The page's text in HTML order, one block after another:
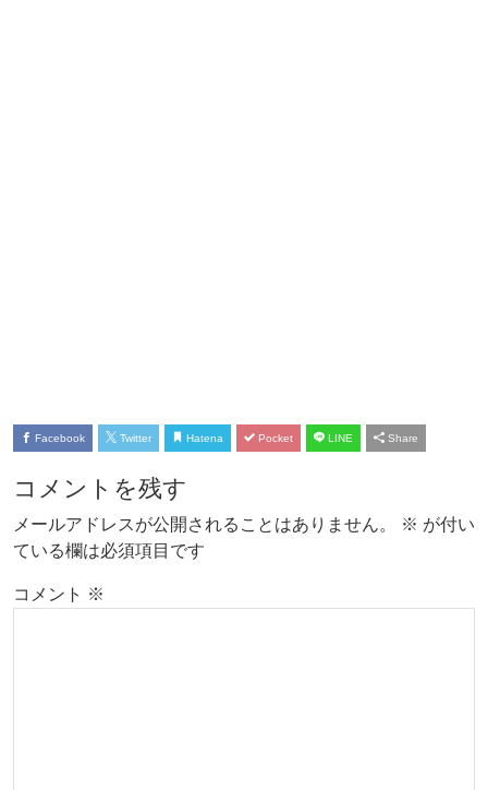
Facebook Twitter Hatena Pocket LINE Share
コメントを残す
メールアドレスが公開されることはありません。 ※ が付い
ている欄は必須項目です
コメント ※